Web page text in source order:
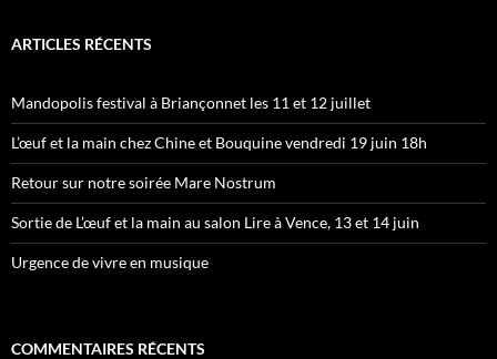
ARTICLES RÉCENTS
Mandopolis festival à Briançonnet les 11 et 12 juillet
L’œuf et la main chez Chine et Bouquine vendredi 19 juin 18h
Retour sur notre soirée Mare Nostrum
Sortie de L’œuf et la main au salon Lire à Vence, 13 et 14 juin
Urgence de vivre en musique
COMMENTAIRES RÉCENTS